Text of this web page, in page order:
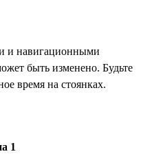
и навигационными
быть изменено. Будьте
время на стоянках.
1